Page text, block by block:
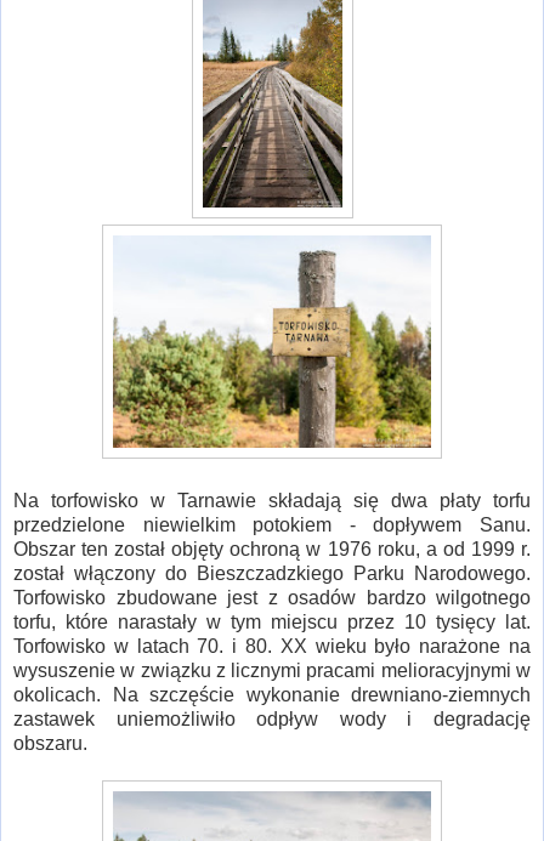
Na torfowisko w Tarnawie składają się dwa płaty torfu
przedzielone niewielkim potokiem - dopływem Sanu.
Obszar ten został objęty ochroną w 1976 roku, a od 1999 r.
został włączony do Bieszczadzkiego Parku Narodowego.
Torfowisko zbudowane jest z osadów bardzo wilgotnego
torfu, które narastały w tym miejscu przez 10 tysięcy lat.
Torfowisko w latach 70. i 80. XX wieku było narażone na
wysuszenie w związku z licznymi pracami melioracyjnymi w
okolicach. Na szczęście wykonanie drewniano-ziemnych
zastawek uniemożliwiło odpływ wody i degradację
obszaru.